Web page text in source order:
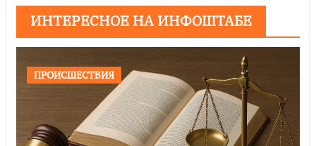
ИНТЕРЕСНОЕ НА ИНФОШТАБЕ
ПРОИСШЕСТВИЯ